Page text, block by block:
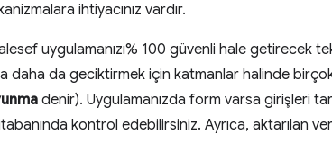
ihtiyacınız vardır.
uygulamanızı% 100 güvenli hale getirecek
daha da geciktirmek için katmanlar halinde
denir). Uygulamanızda form varsa girişleri
kontrol edebilirsiniz. Ayrıca, aktarılan